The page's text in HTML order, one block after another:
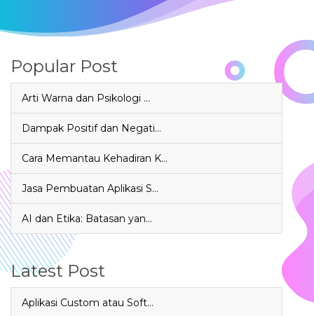
Popular Post
Arti Warna dan Psikologi …
Dampak Positif dan Negati…
Cara Memantau Kehadiran K…
Jasa Pembuatan Aplikasi S…
AI dan Etika: Batasan yan…
Latest Post
Aplikasi Custom atau Soft…